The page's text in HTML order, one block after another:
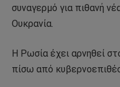
συναγερμό για πιθανή
Ουκρανία.
Η Ρωσία έχει αρνηθεί
πίσω από